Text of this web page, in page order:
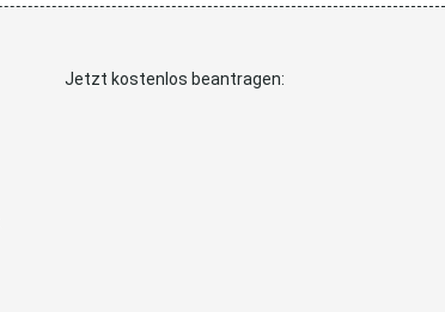
Jetzt kostenlos beantragen: